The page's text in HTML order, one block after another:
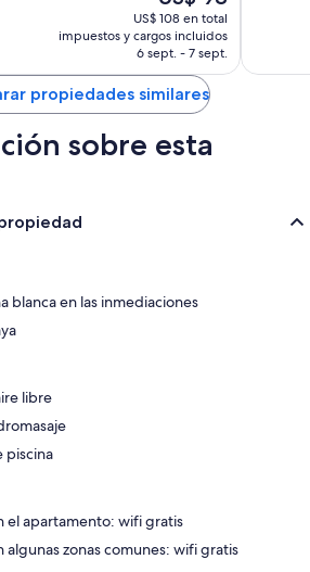
con canales de televisión digitales y
y refrigeradores
precio
actual
es
de
US$ 98
US$ 108 en total
impuestos y cargos incluidos
6 sept. - 7 sept.
propiedades similares
sobre esta
blanca en las inmediaciones
libre
piscina
el apartamento: wifi gratis
algunas zonas comunes: wifi gratis